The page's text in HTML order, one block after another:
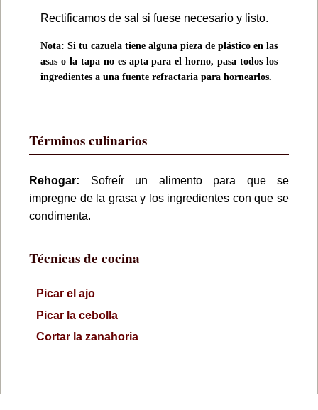
Rectificamos de sal si fuese necesario y listo.
Nota: Si tu cazuela tiene alguna pieza de plástico en las
asas o la tapa no es apta para el horno, pasa todos los
ingredientes a una fuente refractaria para hornearlos.
Términos culinarios
Rehogar: Sofreír un alimento para que se
impregne de la grasa y los ingredientes con que se
condimenta.
Técnicas de cocina
Picar el ajo
Picar la cebolla
Cortar la zanahoria